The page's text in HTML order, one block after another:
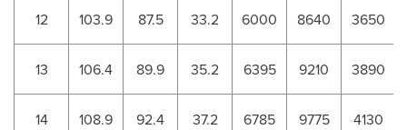
12 103.9 87.5 33.2 6000 8640 3650
13 106.4 89.9 35.2 6395 9210 3890
14 108.9 92.4 37.2 6785 9775 4130